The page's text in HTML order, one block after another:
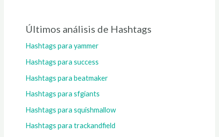
Últimos análisis de Hashtags
Hashtags para yammer
Hashtags para success
Hashtags para beatmaker
Hashtags para sfgiants
Hashtags para squishmallow
Hashtags para trackandfield